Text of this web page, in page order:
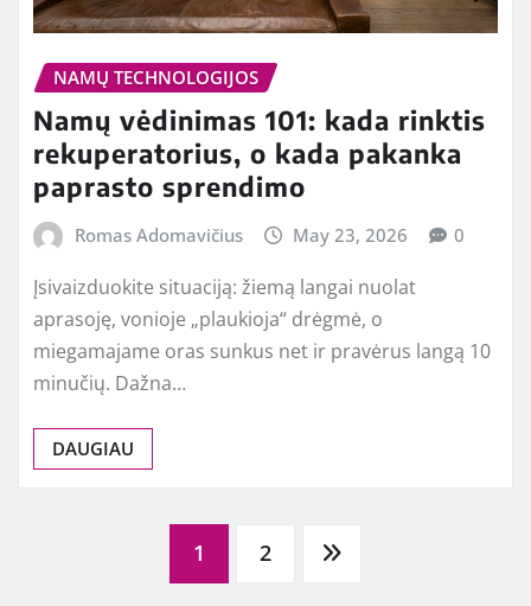
NAMŲ TECHNOLOGIJOS
Namų vėdinimas 101: kada rinktis
rekuperatorius, o kada pakanka
paprasto sprendimo
Romas Adomavičius May 23, 2026 0
Įsivaizduokite situaciją: žiemą langai nuolat
aprasoję, vonioje „plaukioja“ drėgmė, o
miegamajame oras sunkus net ir pravėrus langą 10
minučių. Dažna…
DAUGIAU
1 2